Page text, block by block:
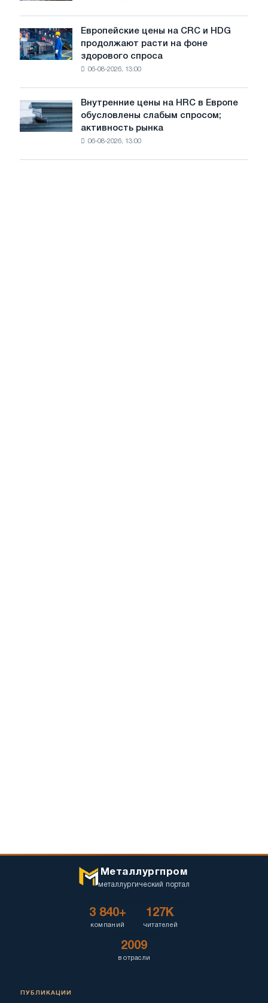
замедление
роста
цен
новую
режущую
Европейские
цены
на
продолжают
расти
здорового
Европейские цены на CRC и HDG
продолжают расти на фоне
здорового спроса
06-08-2026, 13:00
Внутренние
цены
на
Внутренние цены на HRC в Европе
обусловлены слабым спросом;
активность рынка
06-08-2026, 13:00
Металлургпром
металлургический портал
3 840+
компаний
127K
читателей
2009
в отрасли
ПУБЛИКАЦИИ